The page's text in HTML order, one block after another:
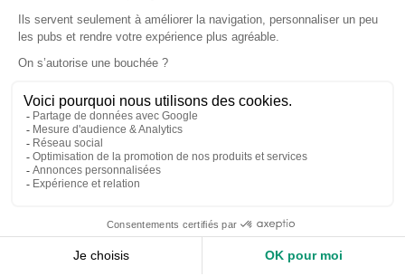
Nos services